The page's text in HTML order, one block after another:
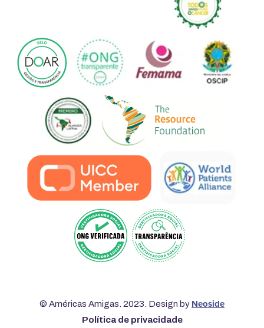
© Américas Amigas. 2023. Design by Neoside
Política de privacidade